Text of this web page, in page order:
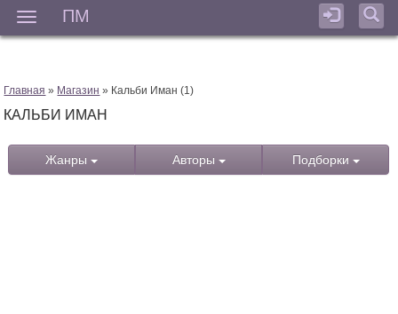
ПМ
Главная » Магазин » Кальби Иман (1)
КАЛЬБИ ИМАН
Жанры Авторы Подборки